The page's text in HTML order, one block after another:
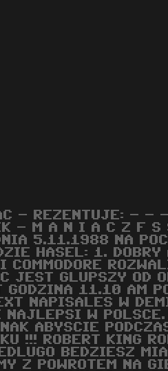
- REZENTUJE: - - -
- M A N I A C Z F S
5.11.1988 NA
HASEL: 1. DOBRY
COMMODORE
JEST GLUPSZY OD
GODZINA 11.10 AM
NAPISALES W
W POLSCE.
ABYSCIE
!!! ROBERT KING
BEDZIESZ
Z POWROTEM NA